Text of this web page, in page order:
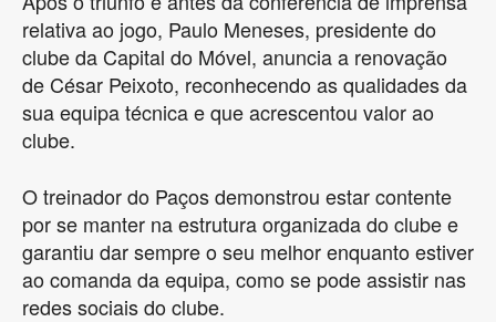
relativa ao jogo, Paulo Meneses, presidente do
clube da Capital do Móvel, anuncia a renovação
de César Peixoto, reconhecendo as qualidades da
sua equipa técnica e que acrescentou valor ao
clube.
O treinador do Paços demonstrou estar contente
por se manter na estrutura organizada do clube e
garantiu dar sempre o seu melhor enquanto estiver
ao comanda da equipa, como se pode assistir nas
redes sociais do clube.